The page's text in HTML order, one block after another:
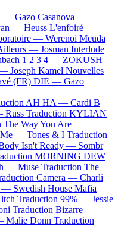
— Gazo Casanova —
— Heuss L'enfoiré
— Werenoi Meuda
— Josman Interlude
1 2 3 4 — ZOKUSH
— Joseph Kamel Nouvelles
(FR) DIE — Gazo
AH HA — Cardi B
Russ Traduction KYLIAN
The Way You Are —
Me — Tones & I Traduction
Isn't Ready — Sombr
MORNING DEW
— Muse Traduction The
Camera — Charli
— Swedish House Mafia
Traduction 99% — Jessie
Traduction Bizarre —
Malie Donn Traduction